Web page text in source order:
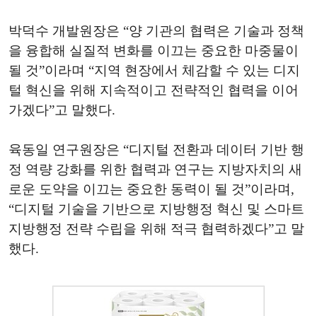
박덕수 개발원장은 “양 기관의 협력은 기술과 정책
을 융합해 실질적 변화를 이끄는 중요한 마중물이
될 것”이라며 “지역 현장에서 체감할 수 있는 디지
털 혁신을 위해 지속적이고 전략적인 협력을 이어
가겠다”고 말했다.
육동일 연구원장은 “디지털 전환과 데이터 기반 행
정 역량 강화를 위한 협력과 연구는 지방자치의 새
로운 도약을 이끄는 중요한 동력이 될 것”이라며,
“디지털 기술을 기반으로 지방행정 혁신 및 스마트
지방행정 전략 수립을 위해 적극 협력하겠다”고 말
했다.